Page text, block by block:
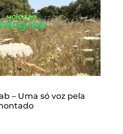
– Uma só voz pela